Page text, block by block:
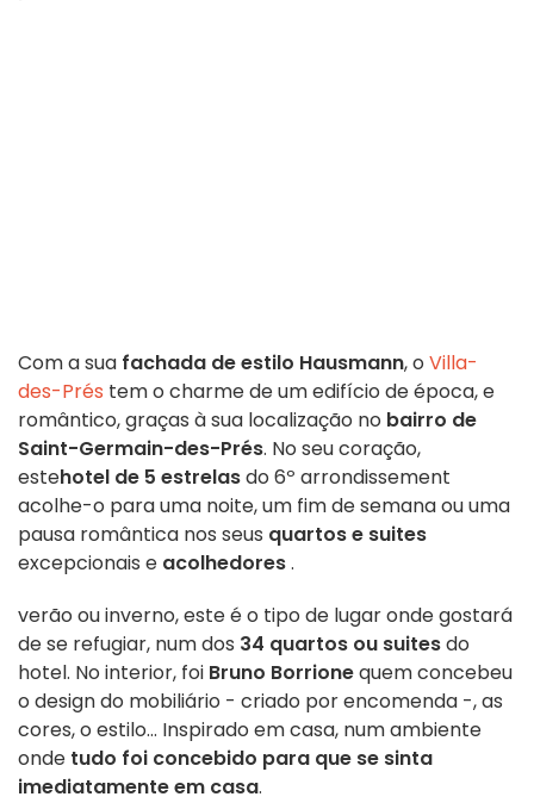
Com a sua fachada de estilo Hausmann, o Villa-
des-Prés tem o charme de um edifício de época, e
romântico, graças à sua localização no bairro de
Saint-Germain-des-Prés. No seu coração,
estehotel de 5 estrelasdo 6º arrondissement
acolhe-o para uma noite, um fim de semana ou uma
pausa romântica nos seus quartos e suites
excepcionais e acolhedores.
verão ou inverno, este é o tipo de lugar onde gostará
de se refugiar, num dos 34 quartos ou suitesdo
hotel. No interior, foi Bruno Borrionequem concebeu
o design do mobiliário - criado por encomenda -, as
cores, o estilo... Inspirado em casa, num ambiente
onde tudo foi concebido para que se sinta
imediatamente em casa.